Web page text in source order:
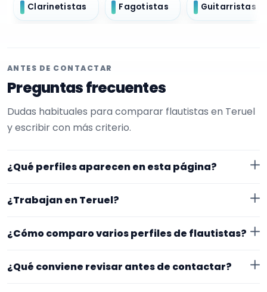
Clarinetistas Fagotistas Guitarristas
ANTES DE CONTACTAR
Preguntas frecuentes
Dudas habituales para comparar flautistas en Teruel
y escribir con más criterio.
¿Qué perfiles aparecen en esta página?
EncuentraMúsico. Además, la página se centra en
¿Trabajan en Teruel?
en Teruel. Aun así, conviene confirmar lugar exacto,
cerrar nada.
¿Cómo comparo varios perfiles de flautistas?
Compara especialidad principal, experiencia, vídeos o
audios, ubicación y claridad del perfil. Un mensaje
¿Qué conviene revisar antes de contactar?